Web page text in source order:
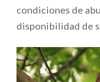
condiciones de
disponibilidad de